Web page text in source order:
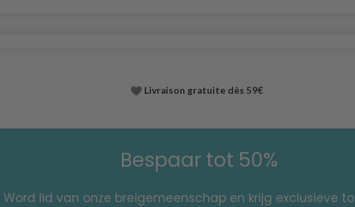
Livraison gratuite dès 59€
Bespaar tot 50%
Word lid van onze breigemeenschap en krijg exclusieve